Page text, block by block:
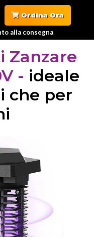
Ordina Ora
alla consegna
Zanzare
- ideale
che per